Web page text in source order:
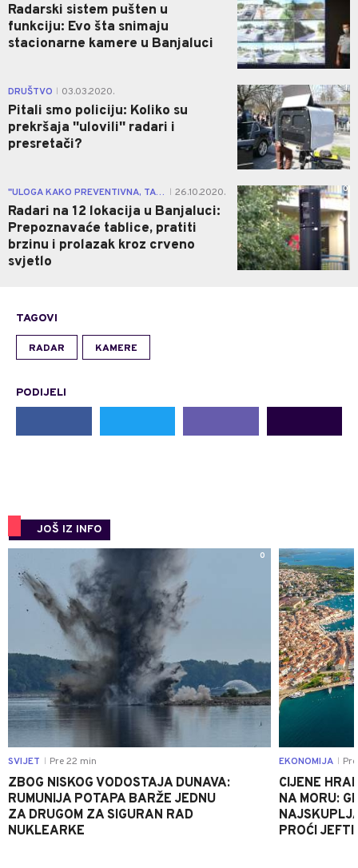
Radarski sistem pušten u
funkciju: Evo šta snimaju
stacionarne kamere u Banjaluci
DRUŠTVO 03.03.2020.
Pitali smo policiju: Koliko su
prekršaja ''ulovili'' radari i
presretači?
1
"ULOGA KAKO PREVENTIVNA, TAKO I REPRESIVNA" 26.10.2020.
Radari na 12 lokacija u Banjaluci:
Prepoznavaće tablice, pratiti
brzinu i prolazak kroz crveno
svjetlo
0
TAGOVI
RADAR KAMERE
PODIJELI
JOŠ IZ INFO
0
SVIJET Pre 22 min
ZBOG NISKOG VODOSTAJA DUNAVA:
RUMUNIJA POTAPA BARŽE JEDNU
ZA DRUGOM ZA SIGURAN RAD
NUKLEARKE
EKONOMIJA
CIJENE
NA MORU:
PROĆI